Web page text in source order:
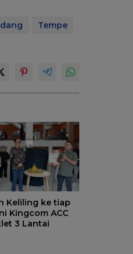
Tempe
Keliling ke tiap
Kingcom ACC
3 Lantai